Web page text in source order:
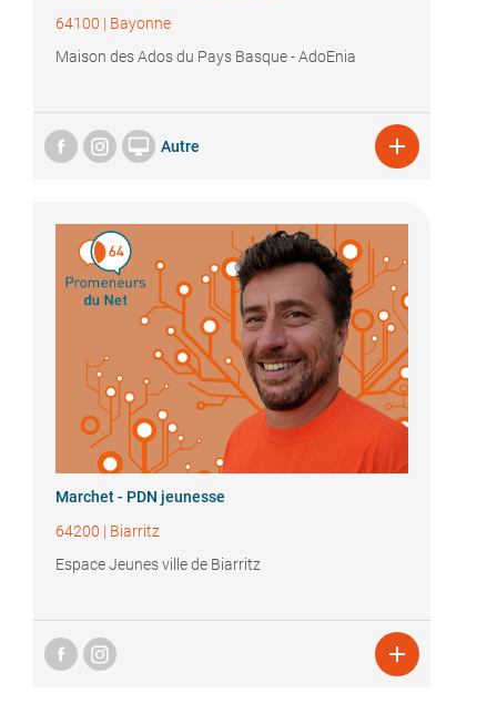
64100 | Bayonne
Maison des Ados du Pays Basque - AdoEnia
 Autre 
Marchet - PDN jeunesse
64200 | Biarritz
Espace Jeunes ville de Biarritz
